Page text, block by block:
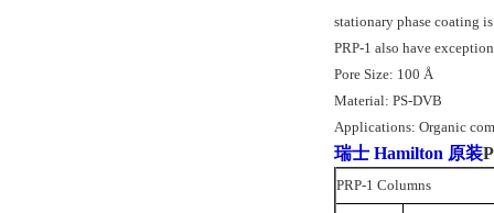
stationary phase coating
PRP-1 also have
Pore Size: 100 Å
Material: PS-DVB
Applications: Organic
瑞士 Hamilton 原装
PRP-1 Columns